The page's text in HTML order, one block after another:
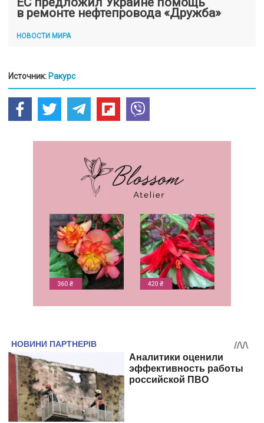
в ремонте нефтепровода «Дружба»
НОВОСТИ МИРА
Источник: Ракурс